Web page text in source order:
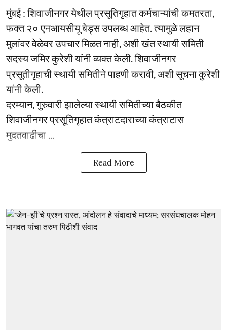
मुंबई : शिवाजीनगर येथील प्रसूतिगृहात कर्मचाऱ्यांची कमतरता,
फक्त २० एनआयसीयू बेड्स उपलब्ध आहेत. त्यामुळे लहान
मुलांवर वेळेवर उपचार मिळत नाही, अशी खंत स्थायी समिती
सदस्य जमिर कुरेशी यांनी व्यक्त केली. शिवाजीनगर
प्रसूतीगृहाची स्थायी समितीने पाहणी करावी, अशी सूचना कुरेशी
यांनी केली.
दरम्यान, गुरुवारी झालेल्या स्थायी समितीच्या बैठकीत
शिवाजीनगर प्रसूतिगृहात कंत्राटदाराच्या कंत्राटास
मुदतवाढीचा ...
Read More